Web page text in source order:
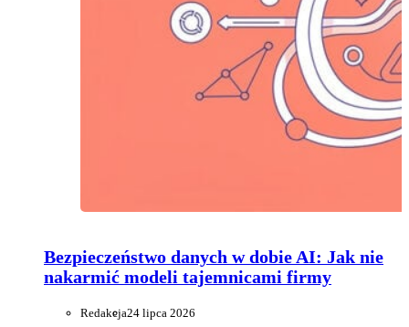
Bezpieczeństwo danych w dobie AI: Jak nie
nakarmić modeli tajemnicami firmy
Redakcja24 lipca 2026